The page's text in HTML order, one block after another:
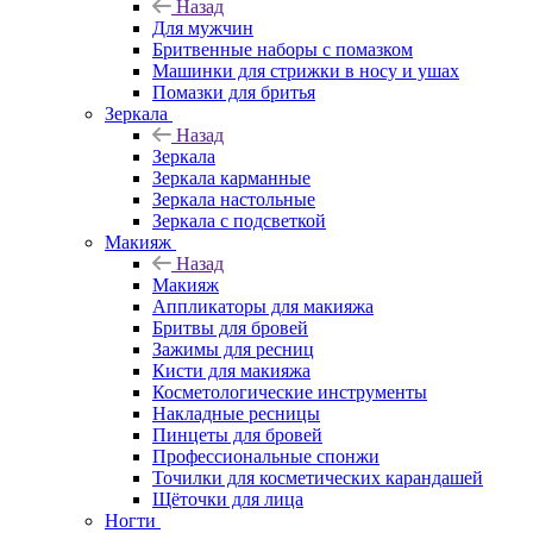
Назад
Для мужчин
Бритвенные наборы с помазком
Машинки для стрижки в носу и ушах
Помазки для бритья
Зеркала
Назад
Зеркала
Зеркала карманные
Зеркала настольные
Зеркала с подсветкой
Макияж
Назад
Макияж
Аппликаторы для макияжа
Бритвы для бровей
Зажимы для ресниц
Кисти для макияжа
Косметологические инструменты
Накладные ресницы
Пинцеты для бровей
Профессиональные спонжи
Точилки для косметических карандашей
Щёточки для лица
Ногти